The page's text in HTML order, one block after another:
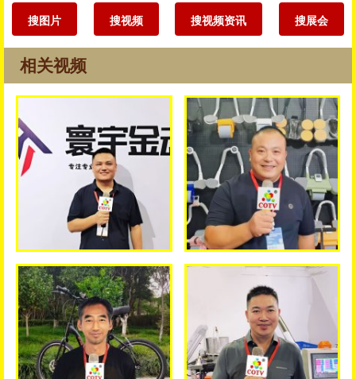
搜图片 搜视频 搜视频资讯 搜展会
相关视频